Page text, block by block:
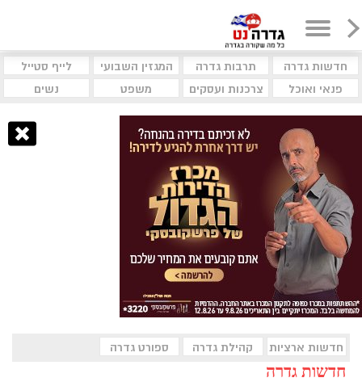
חדשות גדרה תרבות גדרה המגזין השבועי
לייף סטייל
פנאי ואוכל
צרכנות ועסקים משפט נשים
חדשות ארציות קהילת גדרה ספורט גדרה
חדשות גדרה